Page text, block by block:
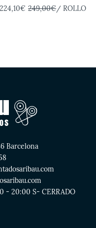
224,10€ 249,00€/ ROLLO
Barcelona
- 20:00 S- CERRADO